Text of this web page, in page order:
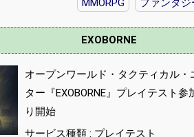
MMORPG ファンタジ
EXOBORNE
オープンワールド・タクティカル
ター『EXOBORNE』プレイテスト
り開始
サービス種類 : プレイテスト